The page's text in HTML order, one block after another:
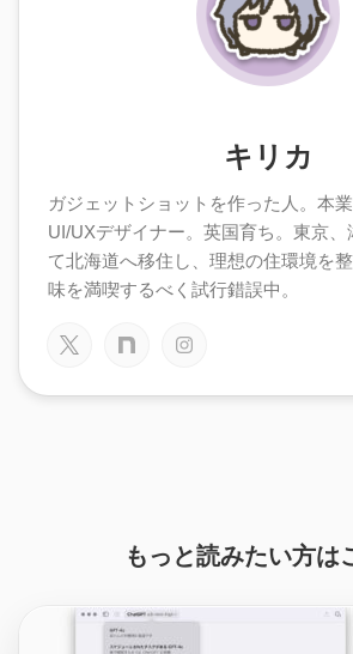
キリカ
ガジェットショットを作った人。本
UI/UXデザイナー。英国育ち。東京、
て北海道へ移住し、理想の住環境を
味を満喫するべく試行錯誤中。
もっと読みたい方は